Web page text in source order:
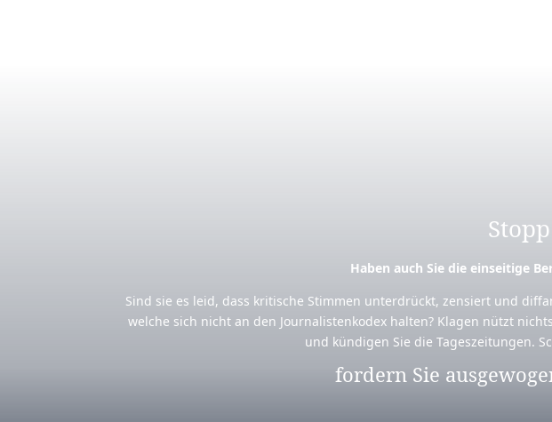
Haben auch Sie die einseitige
Sind sie es leid, dass kritische Stimmen unterdrückt, zensiert und
welche sich nicht an den Journalistenkodex halten? Klagen nützt
und kündigen Sie die Tageszeitungen.
fordern Sie